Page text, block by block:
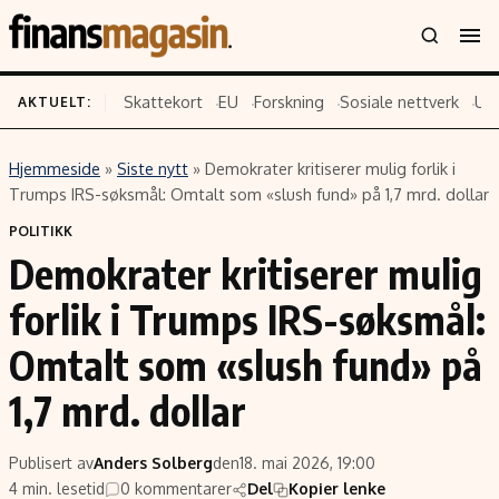
Innhold
Siste nytt
Eiendom
Energi og klima
Finans
Fritid
Hav og sjømat
Verden
Emner
Økonomi
Politikk
Selskaper
Teknologi
AKTUELT: Skattekort EU Forskning Sosiale nettverk
Hjemmeside » Siste nytt » Demokrater kritiserer mulig forlik i
Trumps IRS-søksmål: Omtalt som «slush fund» på 1,7 mrd. dollar
POLITIKK
Demokrater kritiserer mulig
forlik i Trumps IRS-søksmål:
Omtalt som «slush fund» på
1,7 mrd. dollar
Publisert avAnders Solbergden18. mai 2026, 19:00
4 min. lesetid
0 kommentarer Del Kopier lenke